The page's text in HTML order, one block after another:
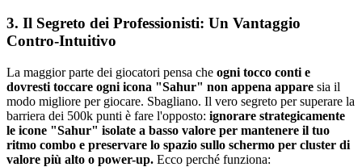
3. Il Segreto dei Professionisti: Un Vantaggio
Contro-Intuitivo
La maggior parte dei giocatori pensa che ogni tocco conti e
dovresti toccare ogni icona "Sahur" non appena appare sia il
modo migliore per giocare. Sbagliano. Il vero segreto per superare la
barriera dei 500k punti è fare l'opposto: ignorare strategicamente
le icone "Sahur" isolate a basso valore per mantenere il tuo
ritmo combo e preservare lo spazio sullo schermo per cluster di
valore più alto o power-up. Ecco perché funziona: